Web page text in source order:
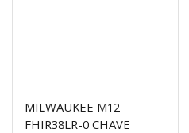
MILWAUKEE M12
FHIR38LR-0 CHAVE